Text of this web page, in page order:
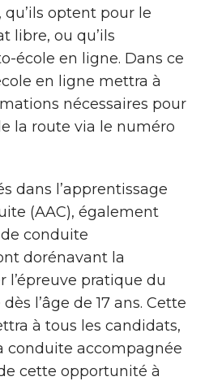
optent pour le
libre, ou qu’ils
école en ligne. Dans ce
en ligne mettra à
nécessaires pour
la route via le numéro
dans l’apprentissage
(AAC), également
conduite
dorénavant la
l’épreuve pratique du
l’âge de 17 ans. Cette
à tous les candidats,
conduite accompagnée
cette opportunité à